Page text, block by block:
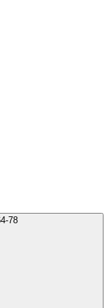
+7 (963) 090-64-78